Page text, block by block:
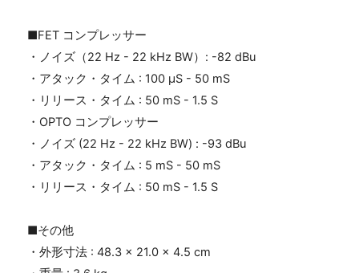
■FET コンプレッサー
・ノイズ（22 Hz - 22 kHz BW） : -82 dBu
・アタック・タイム : 100 μS - 50 mS
・リリース・タイム : 50 mS - 1.5 S
・ OPTO コンプレッサー
・ノイズ (22 Hz - 22 kHz BW) : -93 dBu
・アタック・タイム : 5 mS - 50 mS
・リリース・タイム : 50 mS - 1.5 S
■その他
・外形寸法 : 48.3 × 21.0 × 4.5 cm